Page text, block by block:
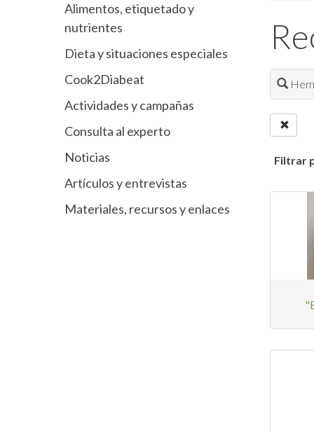
Alimentos, etiquetado y
nutrientes
Dieta y situaciones especiales
Cook2Diabeat
Actividades y campañas
Consulta al experto
Noticias
Artículos y entrevistas
Materiales, recursos y enlaces
Filtrar